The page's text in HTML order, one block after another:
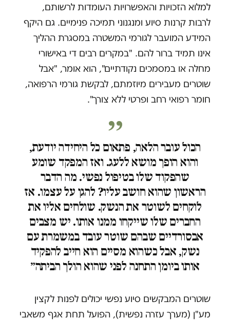
למלוא הזכויות והאפשרויות העומדות לרשותם,
לרבות קרנות סיוע ומנגנוני תמיכה פנימיים. גם היקף
המידע המועבר לגורמי המשטרה במסגרת ההליך
אינו תמיד ברור להם. "במקרים רבים די באישורי
מחלה או במסמכים נקודתיים", הוא אומר, "אבל
שוטרים מעבירים מיוזמתם, לבקשת גורמי הרפואה,
חומר רפואי רחב ופרטי ללא צורך".
הכול עובר הלאה, פתאום כל היחידה יודעת,
והוא הופך מושא ללעג. ואז המפקד שומע
שהפקוד שלו בטיפול נפשי. מה הדבר
הראשון שהוא חושב עליו? להגן על עצמו. אז
לוקחים לשוטר את הנשק. שולחים אליו את
החברים שלו שייקחו ממנו אותו. יש מצבים
אבסורדיים שבהם שוטר עובד במשמרת עם
נשק, אבל כשהוא מסיים הוא חייב להפקיד
אותו ביומן התחנה לפני שהוא הולך הביתה״
שוטרים המבקשים סיוע נפשי יכולים לפנות לקצין
מע"ן (מערך עזרה נפשית), הפועל תחת אגף משאבי